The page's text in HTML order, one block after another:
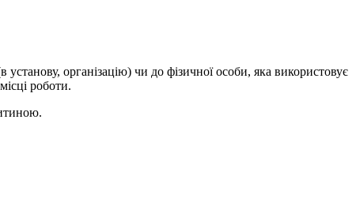
організацію) чи до фізичної особи, яка використовує
роботи.